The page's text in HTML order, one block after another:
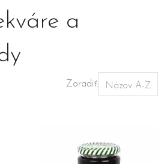
a
Zoradiť: